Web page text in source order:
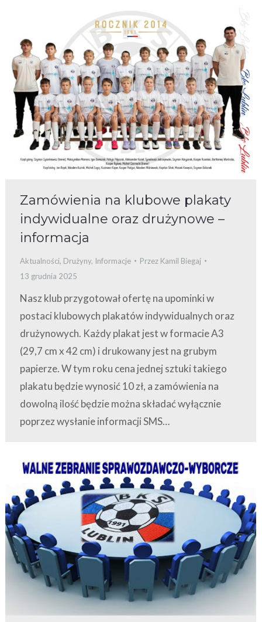
Zamówienia na klubowe plakaty
indywidualne oraz drużynowe –
informacja
Aktualności, Drużyny, Informacje Przez Kamil Biegaj
13 grudnia 2025
Nasz klub przygotował ofertę na upominki w
postaci klubowych plakatów indywidualnych oraz
drużynowych. Każdy plakat jest w formacie A3
(29,7 cm x 42 cm) i drukowany jest na grubym
papierze. W tym roku cena jednej sztuki takiego
plakatu będzie wynosić 10 zł, a zamówienia na
dowolną ilość będzie można składać wyłącznie
poprzez wysłanie informacji SMS…